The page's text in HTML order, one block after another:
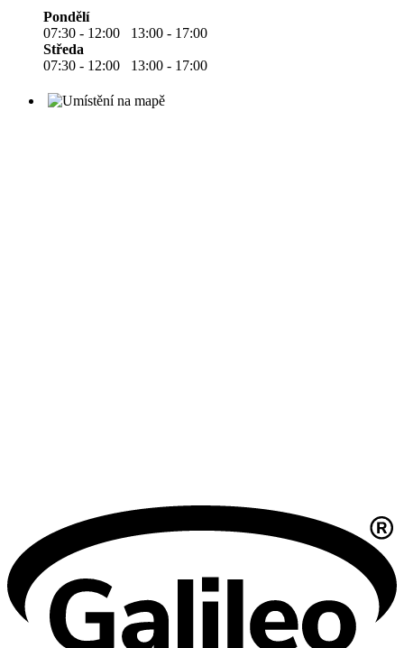
Pondělí
07:30 - 12:00 13:00 - 17:00
Středa
07:30 - 12:00 13:00 - 17:00